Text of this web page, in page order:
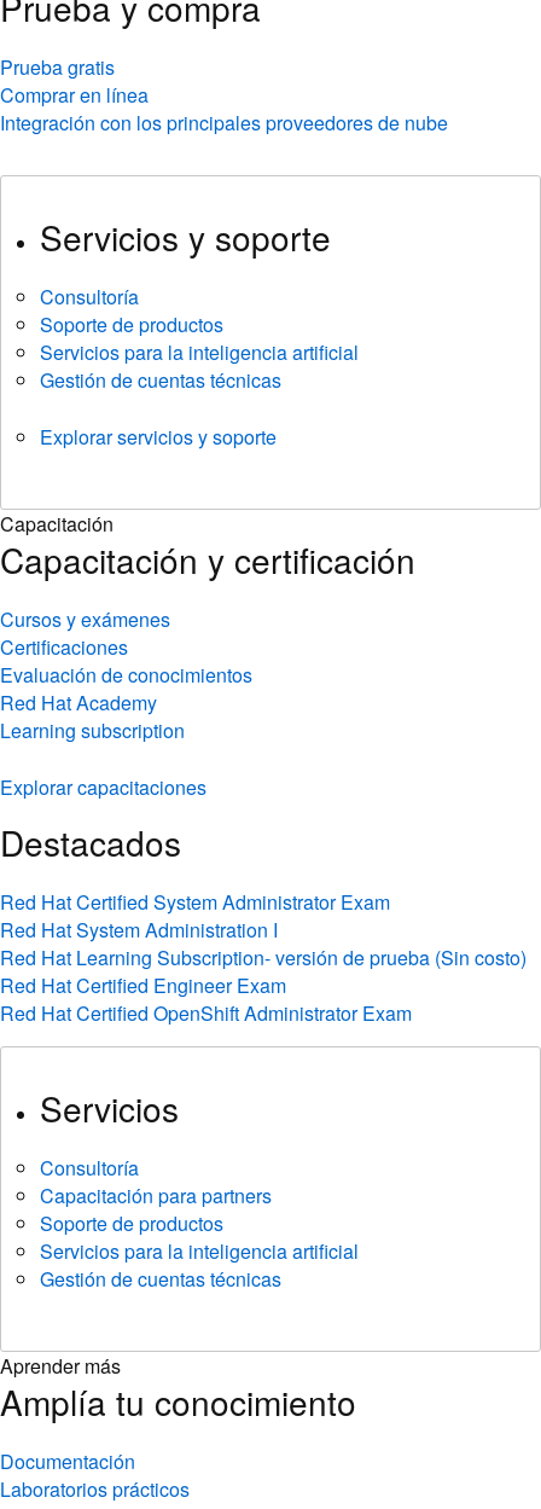
Comprar en línea
Consultoría
Soporte de productos
Gestión de cuentas técnicas
Explorar servicios y soporte
Capacitación
Cursos y exámenes
Certificaciones
Red Hat Academy
Learning subscription
Explorar capacitaciones
Red Hat Certified System Administrator Exam
Red Hat System Administration I
Red Hat Certified Engineer Exam
Red Hat Certified OpenShift Administrator Exam
Servicios
Consultoría
Capacitación para partners
Servicios para la inteligencia artificial
Gestión de cuentas técnicas
Aprender más
Documentación
Laboratorios prácticos
Demostraciones interactivas
Training y Certificación